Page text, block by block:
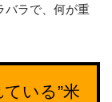
バラで、何が重
いる”米